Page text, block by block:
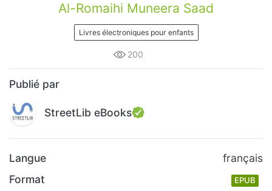
Al-Romaihi Muneera Saad
Livres électroniques pour enfants
200
Publié par
StreetLib eBooks
Langue
français
Format
EPUB